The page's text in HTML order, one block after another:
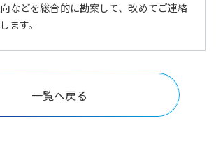
などを総合的に勘案して、改めてご連絡
ます。
一覧へ戻る